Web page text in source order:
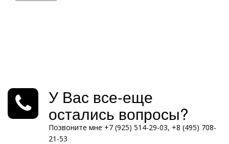
У Вас все-еще
остались вопросы?
Позвоните мне +7 (925) 514-29-03, +8 (495) 708-
21-53